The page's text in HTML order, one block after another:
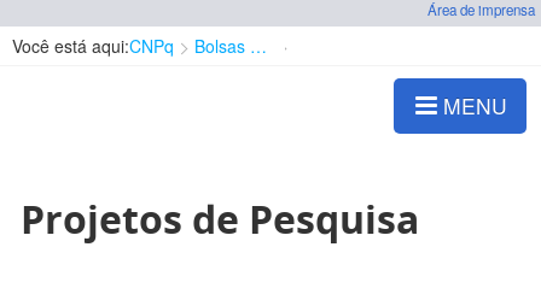
Área de imprensa
Você está aqui:CNPq Bolsas e Auxílios Vigentes
MENU
Projetos de Pesquisa